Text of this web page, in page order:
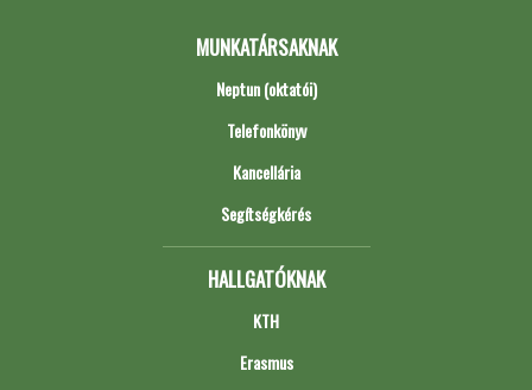
MUNKATÁRSAKNAK
Neptun (oktatói)
Telefonkönyv
Kancellária
Segítségkérés
HALLGATÓKNAK
KTH
Erasmus